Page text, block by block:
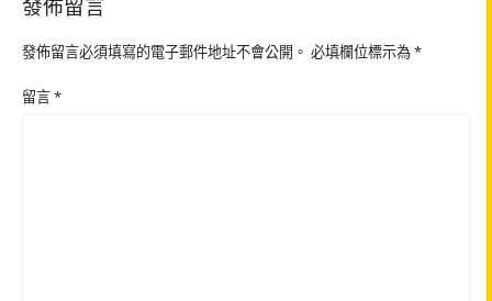
發佈留言
發佈留言必須填寫的電子郵件地址不會公開。 必填欄位標示為*
留言*